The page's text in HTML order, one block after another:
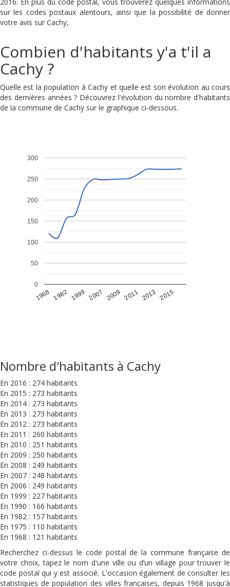
2016. En plus du code postal, vous trouverez quelques informations
sur les codes postaux alentours, ainsi que la possibilité de donner
votre avis sur Cachy,
Combien d'habitants y'a t'il a
Cachy ?
Quelle est la population à Cachy et quelle est son évolution au cours
des dernières années ? Découvrez l'évolution du nombre d'habitants
de la commune de Cachy sur le graphique ci-dessous.
1968 1982 1999 2007 2009 2011 2013 2015
0
50
100
150
200
250
300
Nombre d'habitants à Cachy
En 2016 : 274 habitants
En 2015 : 273 habitants
En 2014 : 273 habitants
En 2013 : 273 habitants
En 2012 : 273 habitants
En 2011 : 260 habitants
En 2010 : 251 habitants
En 2009 : 250 habitants
En 2008 : 249 habitants
En 2007 : 248 habitants
En 2006 : 249 habitants
En 1999 : 227 habitants
En 1990 : 166 habitants
En 1982 : 157 habitants
En 1975 : 110 habitants
En 1968 : 121 habitants
Recherchez ci-dessus le code postal de la commune française de
votre choix, tapez le nom d'une ville ou d’un village pour trouver le
code postal qui y est associé. L'occasion également de consulter les
statistiques de population des villes françaises, depuis 1968 jusqu'à